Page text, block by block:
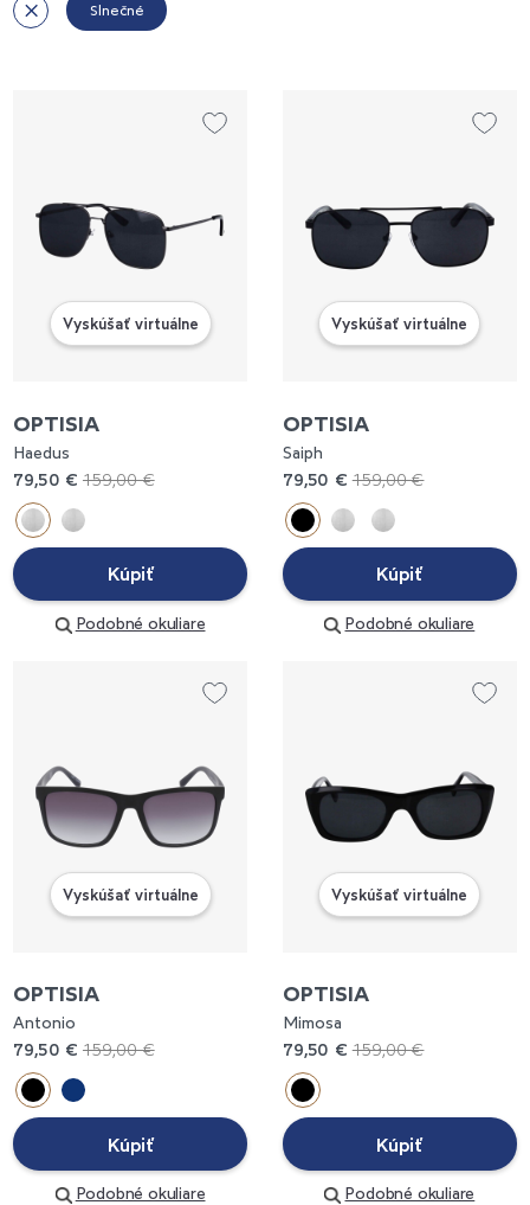
Slnečné
Vyskúšať virtuálne
OPTISIA
Haedus
79,50 € 159,00 €
Kúpiť
Podobné okuliare
Vyskúšať virtuálne
OPTISIA
Saiph
79,50 €159,00 €
Kúpiť
Podobné okuliare
Vyskúšať virtuálne
OPTISIA
Antonio
79,50 € 159,00 €
Kúpiť
Podobné okuliare
Vyskúšať virtuálne
OPTISIA
Mimosa
79,50 €159,00 €
Kúpiť
Podobné okuliare